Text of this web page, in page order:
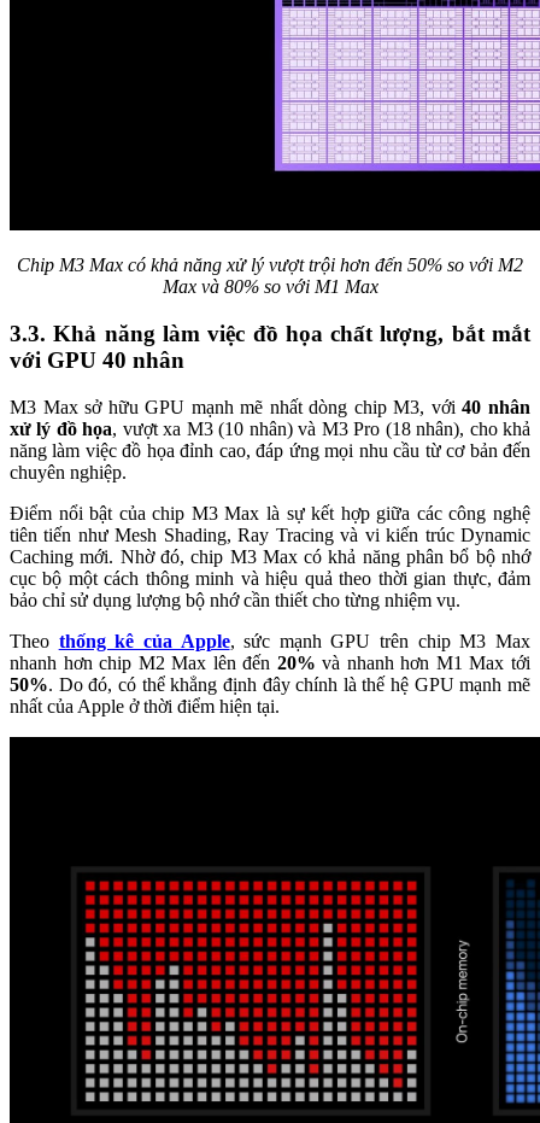
Chip M3 Max có khả năng xử lý vượt trội hơn đến 50% so với M2
Max và 80% so với M1 Max
3.3. Khả năng làm việc đồ họa chất lượng, bắt mắt
với GPU 40 nhân
M3 Max sở hữu GPU mạnh mẽ nhất dòng chip M3, với40 nhân
xử lý đồ họa, vượt xa M3 (10 nhân) và M3 Pro (18 nhân), cho khả
năng làm việc đồ họa đỉnh cao, đáp ứng mọi nhu cầu từ cơ bản đến
chuyên nghiệp.
Điểm nổi bật của chip M3 Max là sự kết hợp giữa các công nghệ
tiên tiến như Mesh Shading, Ray Tracing và vi kiến trúc Dynamic
Caching mới. Nhờ đó, chip M3 Max có khả năng phân bổ bộ nhớ
cục bộ một cách thông minh và hiệu quả theo thời gian thực, đảm
bảo chỉ sử dụng lượng bộ nhớ cần thiết cho từng nhiệm vụ.
Theo thống kê của Apple, sức mạnh GPU trên chip M3 Max
nhanh hơn chip M2 Max lên đến 20% và nhanh hơn M1 Max tới
50%. Do đó, có thể khẳng định đây chính là thế hệ GPU mạnh mẽ
nhất của Apple ở thời điểm hiện tại.